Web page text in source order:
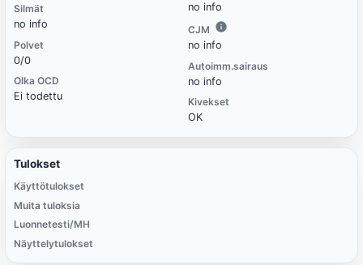
Silmät
no info
Polvet
0/0
Olka OCD
Ei todettu
no info
CJM
no info
Autoimm.sairaus
no info
Kivekset
OK
Tulokset
Käyttötulokset
Muita tuloksia
Luonnetesti/MH
Näyttelytulokset